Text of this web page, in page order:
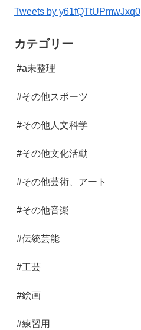
Tweets by y61fQTtUPmwJxq0
カテゴリー
#a未整理
#その他スポーツ
#その他人文科学
#その他文化活動
#その他芸術、アート
#その他音楽
#伝統芸能
#工芸
#絵画
#練習用